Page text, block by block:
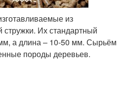
из
Их стандартный
а длина – 10-50 мм. Сырьём
породы деревьев.